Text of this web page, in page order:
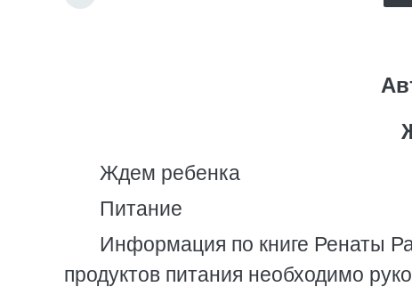
Ждем ребенка
Питание
Инфоpмация по книге Ренаты
пpодуктов питания необходимо